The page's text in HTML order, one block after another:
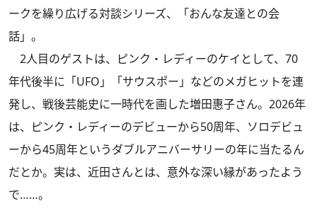
ークを繰り広げる対談シリーズ、「おんな友達との会
話」。
2人目のゲストは、ピンク・レディーのケイとして、70
年代後半に「UFO」「サウスポー」などのメガヒットを連
発し、戦後芸能史に一時代を画した増田惠子さん。2026年
は、ピンク・レディーのデビューから50周年、ソロデビュ
ーから45周年というダブルアニバーサリーの年に当たるん
だとか。実は、近田さんとは、意外な深い縁があったよう
で……。